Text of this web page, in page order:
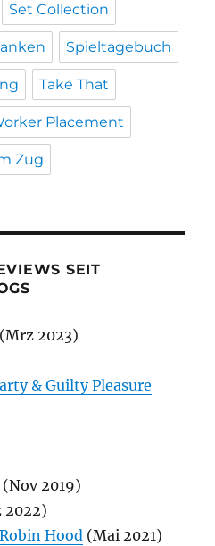
Set Collection
Spieltagebuch
Take That
Placement
Zug
SEIT
(Mrz 2023)
& Guilty Pleasure
(Nov 2019)
2022)
Hood (Mai 2021)